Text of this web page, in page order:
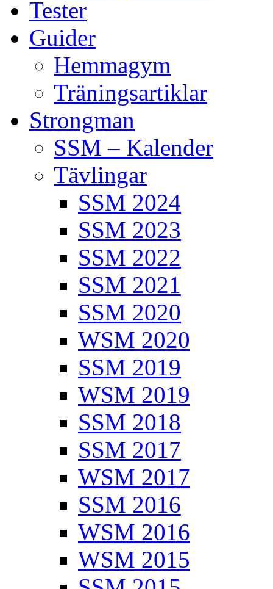
Tester
Guider
Hemmagym
Träningsartiklar
Strongman
SSM – Kalender
Tävlingar
SSM 2024
SSM 2023
SSM 2022
SSM 2021
SSM 2020
WSM 2020
SSM 2019
WSM 2019
SSM 2018
SSM 2017
WSM 2017
SSM 2016
WSM 2016
WSM 2015